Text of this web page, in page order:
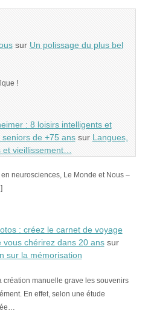
sur Un polissage du plus bel
!
: 8 loisirs intelligents et
de +75 anssur Langues,
vieillissement…
neurosciences, Le Monde et Nous –
: créez le carnet de voyage
vous chérirez dans 20 anssur
sur la mémorisation
manuelle grave les souvenirs
En effet, selon une étude